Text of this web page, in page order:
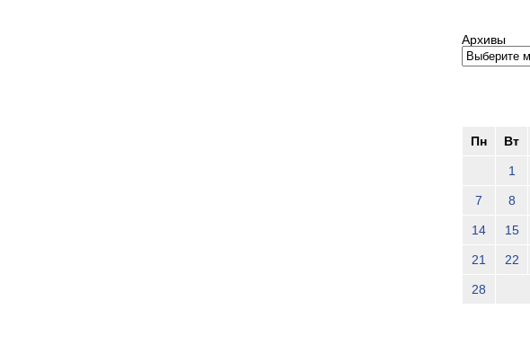
Архивы
Пн Вт
1
7 8
14 15
21 22
28